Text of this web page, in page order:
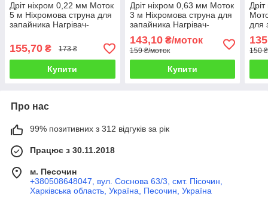
Дріт ніхром 0,22 мм Моток
5 м Ніхромова струна для
запайника Нагрівач-
155,70 ₴ 173 ₴
Купити
Дріт ніхром 0,63 мм Моток
3 м Ніхромова струна для
запайника Нагрівач-
струна Дроту х20н80
143,10₴/моток
159 ₴/моток
Купити
для
135
150
Про нас
99% позитивних з 312 відгуків за рік
Працює з 30.11.2018
м. Песочин
+380508648047, вул. Соснова 63/3, смт. Пісочин,
Харківська область, Україна, Песочин, Україна